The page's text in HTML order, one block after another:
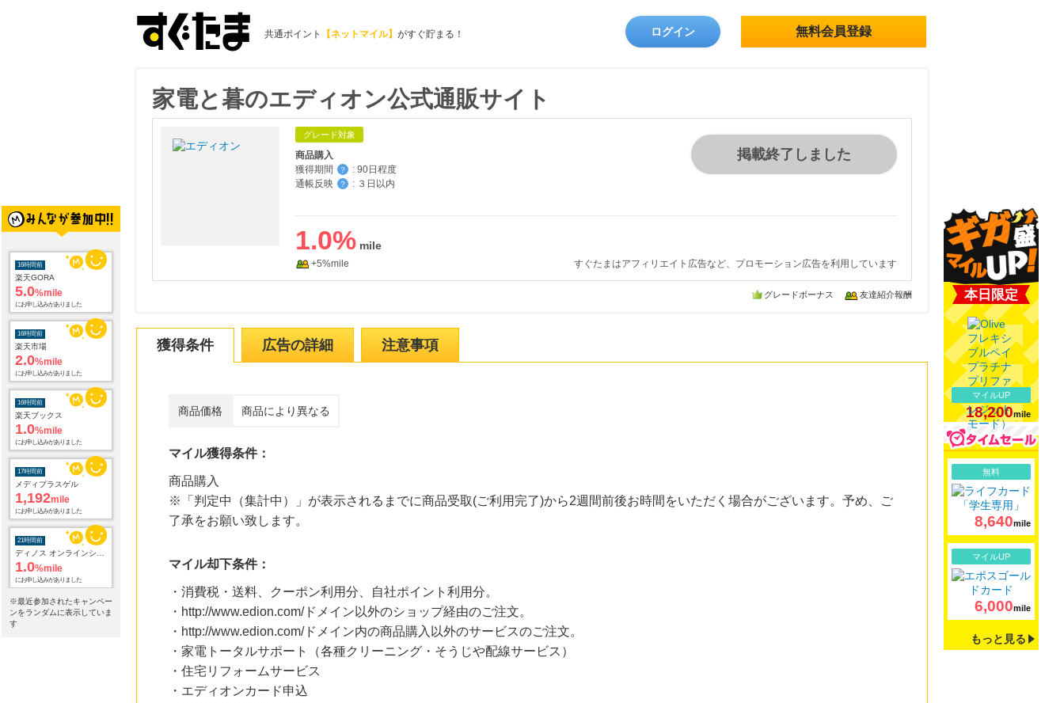
共通ポイント 【ネットマイル】 がすぐ貯まる！ ログイン 無料会員登録
16時間前
楽天GORA
5.0%mile
にお申し込みがありました
16時間前
楽天市場
2.0%mile
にお申し込みがありました
16時間前
楽天ブックス
1.0%mile
にお申し込みがありました
17時間前
メディプラスゲル
1,192mile
にお申し込みがありました
21時間前
1.0%mile
にお申し込みがありました
22時間前
Yahoo!ショッピング
※最近参加されたキャンペー
ンをランダムに表示していま
す
家電と暮のエディオン公式通販サイト
グレード対象
商品購入
獲得期間
？ : 90日程度
通帳反映
？ : ３日以内
掲載終了しました
1.0%
+5%mile すぐたまはアフィリエイト広告など、プロモーション広告を利用しています
グレードボーナス 友達紹介報酬
獲得条件 広告の詳細 注意事項
商品価格 商品により異なる
マイル獲得条件：
商品購入
※「判定中（集計中）」が表示されるまでに商品受取(ご利用完了)から2週間前後お時間をいただく場合がございます。予め、ご
了承をお願い致します。
マイル却下条件：
・消費税・送料、クーポン利用分、自社ポイント利用分。
・http://www.edion.com/ドメイン以外のショップ経由のご注文。
・http://www.edion.com/ドメイン内の商品購入以外のサービスのご注文。
・家電トータルサポート（各種クリーニング・そうじや配線サービス）
・住宅リフォームサービス
・エディオンカード申込
本日限定
マイルUP
18,200mile
無料
8,640mile
マイルUP
6,000mile
もっと見る